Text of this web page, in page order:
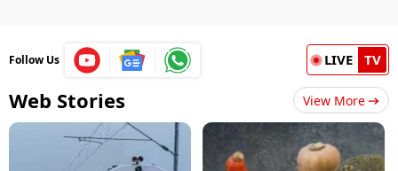
Follow Us LIVE TV
Web Stories View More